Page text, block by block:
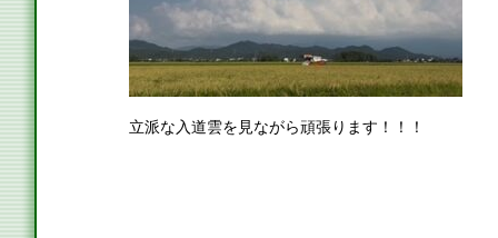
立派な入道雲を見ながら頑張ります！！！